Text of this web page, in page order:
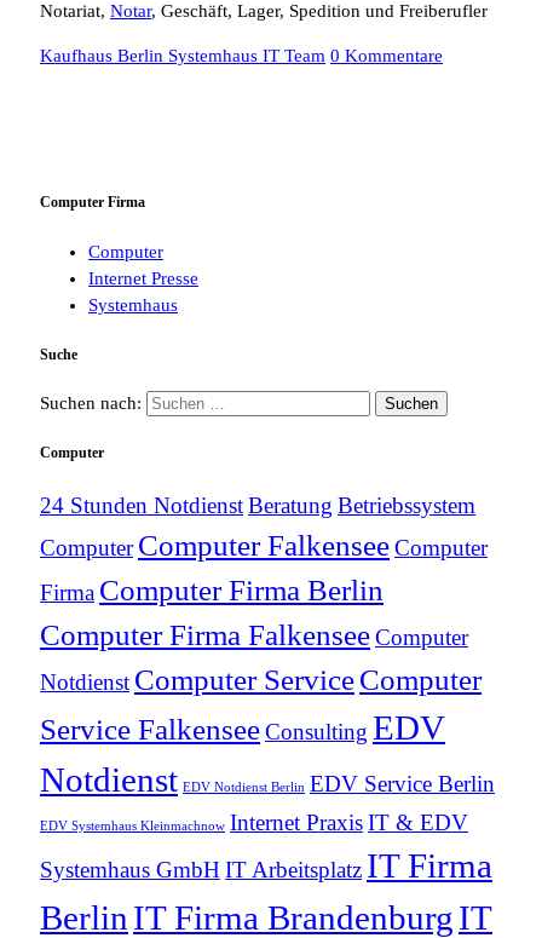
Notariat, Notar, Geschäft, Lager, Spedition und Freiberufler
Kaufhaus Berlin Systemhaus IT Team 0 Kommentare
Computer Firma
Computer
Internet Presse
Systemhaus
Suche
Suchen nach:
Computer
24 Stunden NotdienstBeratung Betriebssystem
Computer Computer FalkenseeComputer
Firma Computer Firma Berlin
Computer Firma FalkenseeComputer
Notdienst Computer ServiceComputer
Service FalkenseeConsulting EDV
Notdienst EDV Notdienst Berlin EDV Service Berlin
EDV Systemhaus Kleinmachnow Internet PraxisIT & EDV
Systemhaus GmbH IT Arbeitsplatz IT Firma
Berlin IT Firma BrandenburgIT